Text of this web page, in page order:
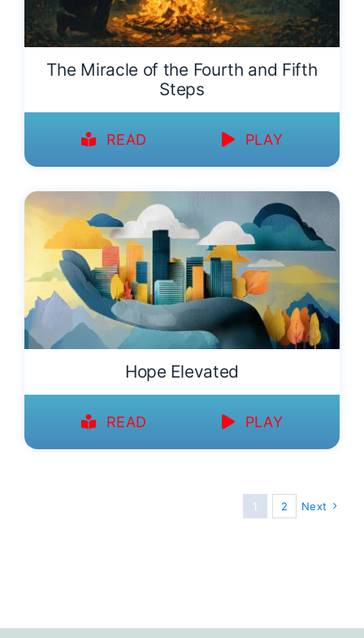
The Miracle of the Fourth and Fifth
Steps
READ PLAY
Hope Elevated
READ PLAY
1 2 Next